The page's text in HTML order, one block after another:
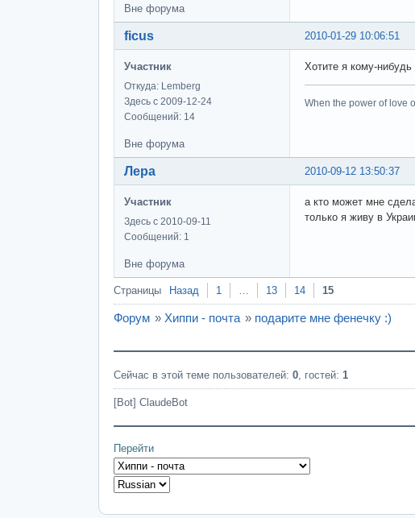
Вне форума
2010-01-29 10:06:51
ficus
Участник
Откуда: Lemberg
Здесь с 2009-12-24
Сообщений: 14
Хотите я кому-
When the power of love
Вне форума
2010-09-12 13:50:37
Лера
Участник
Здесь с 2010-09-11
Сообщений: 1
а кто может мне
только я живу в
Вне форума
Страницы Назад 1 … 13 14 15
Форум » Хиппи - почта » подарите мне фенечку :)
Сейчас в этой теме пользователей: 0, гостей: 1
[Bot] ClaudeBot
Перейти